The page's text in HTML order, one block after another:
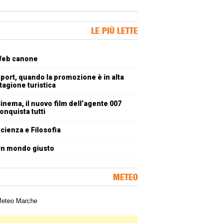
LE PIÙ LETTE
canone
quando la promozione è in alta
turistica
il nuovo film dell’agente 007
tutti
e Filosofia
mondo giusto
METEO
meteorologica delle Marche